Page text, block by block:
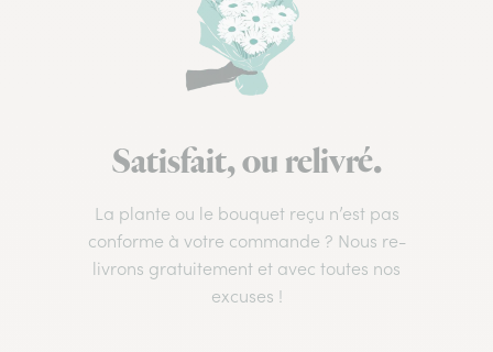
Satisfait, ou relivré.
La plante ou le bouquet reçu n’est pas
conforme à votre commande ? Nous re-
livrons gratuitement et avec toutes nos
excuses !